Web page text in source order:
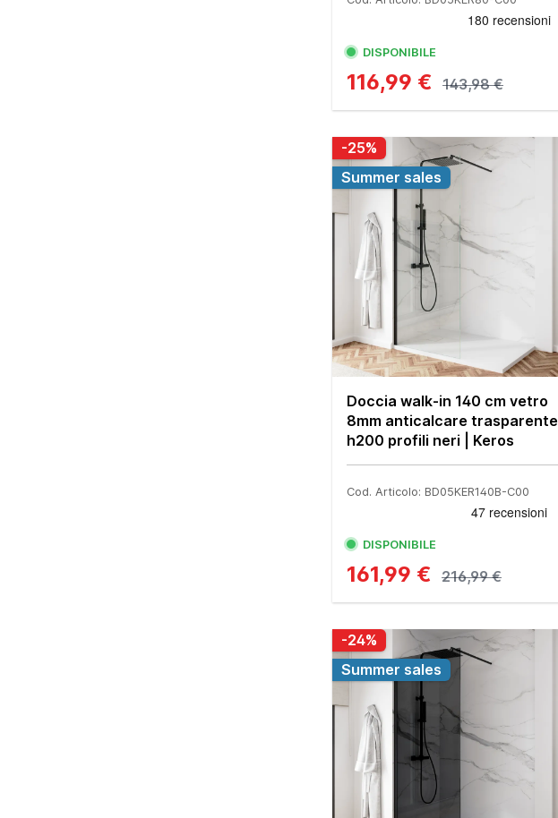
DISPONIBILE
116,99 € 143,98 €
-25%
Summer sales
Doccia walk-in 140 cm vetro
8mm anticalcare trasparente
h200 profili neri | Keros
Cod. Articolo: BD05KER140B-C00
DISPONIBILE
161,99 € 216,99 €
-24%
Summer sales